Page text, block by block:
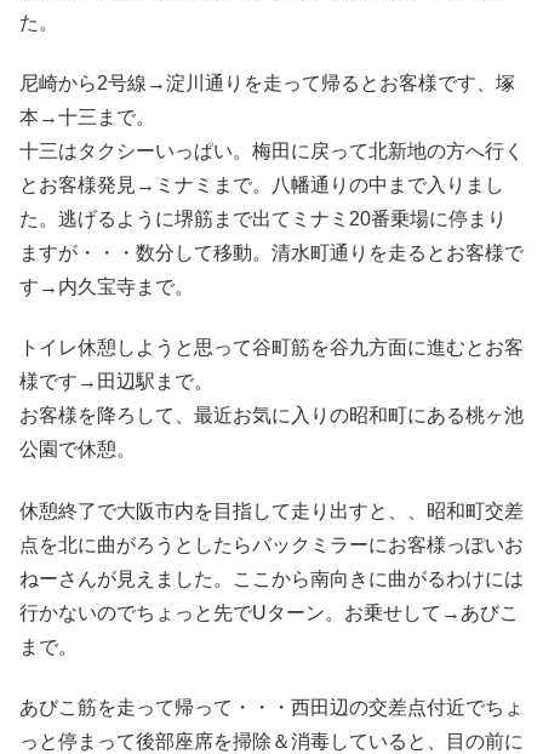
た。
尼崎から2号線→淀川通りを走って帰るとお客様です、塚
本→十三まで。
十三はタクシーいっぱい。梅田に戻って北新地の方へ行く
とお客様発見→ミナミまで。八幡通りの中まで入りまし
た。逃げるように堺筋まで出てミナミ20番乗場に停まり
ますが・・・数分して移動。清水町通りを走るとお客様で
す→内久宝寺まで。
トイレ休憩しようと思って谷町筋を谷九方面に進むとお客
様です→田辺駅まで。
お客様を降ろして、最近お気に入りの昭和町にある桃ヶ池
公園で休憩。
休憩終了で大阪市内を目指して走り出すと、、昭和町交差
点を北に曲がろうとしたらバックミラーにお客様っぽいお
ねーさんが見えました。ここから南向きに曲がるわけには
行かないのでちょっと先でUターン。お乗せして→あびこ
まで。
あびこ筋を走って帰って・・・西田辺の交差点付近でちょ
っと停まって後部座席を掃除＆消毒していると、目の前に